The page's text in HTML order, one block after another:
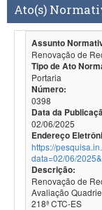
Ato(s)
Assunto
Renovação de
Tipo de Ato
Portaria
Número:
0398
Data da
02/06/2025
Endereço
https://
data=02/06/
Descrição:
Renovação de
Avaliação
218ª CTC-ES